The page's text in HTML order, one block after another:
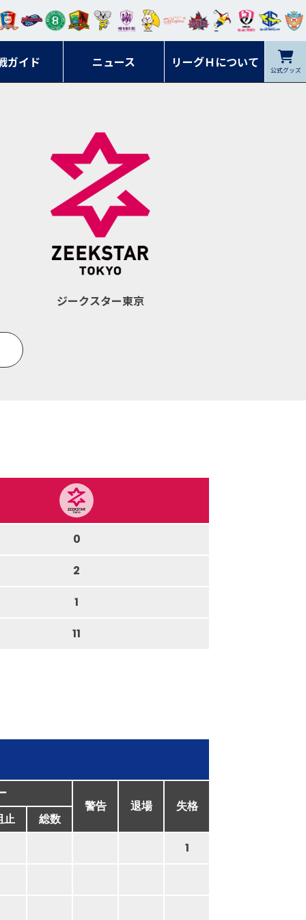
ガイド ニュース リーグＨについて 公式グッズ
ルネ コラ
ンマ
ーレ
ービ
ー石
ック 名古
オレ
ット
ツ
フォ
ーレ
岡山
イプ
ルレ
ッズ
シラ トピ
ンデ
ィー
クヤ
鹿児
島
ジークスター東京
0
2
1
11
警告
退場
失格
止
総数
1